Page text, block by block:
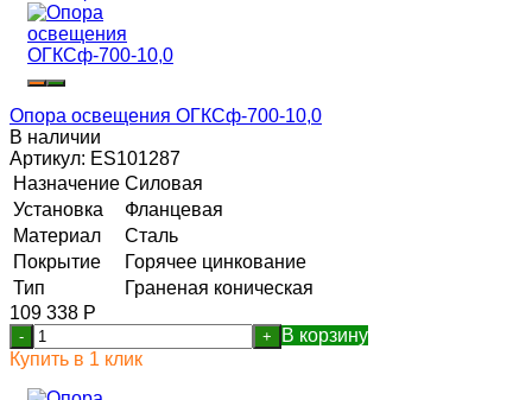
Опора освещения ОГКСф-700-10,0
В наличии
Артикул: ES101287
Назначение Силовая
Установка
Фланцевая
Материал
Сталь
Покрытие
Горячее цинкование
Тип
Граненая коническая
109 338 Р
- +
В корзину
Купить в 1 клик